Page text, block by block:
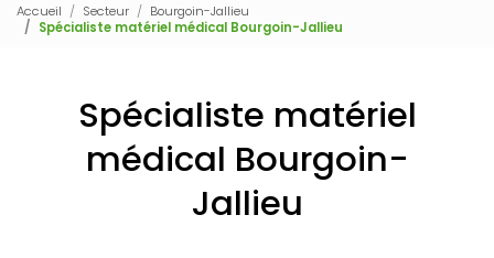
Accueil Secteur
Bourgoin-Jallieu
Spécialiste matériel médical Bourgoin-Jallieu
Spécialiste matériel
médical Bourgoin-
Jallieu